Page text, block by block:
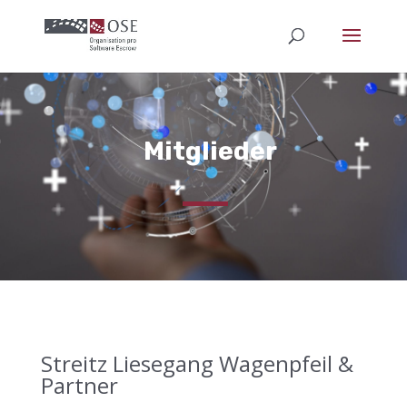
Mitglieder
Streitz Liesegang Wagenpfeil &
Partner